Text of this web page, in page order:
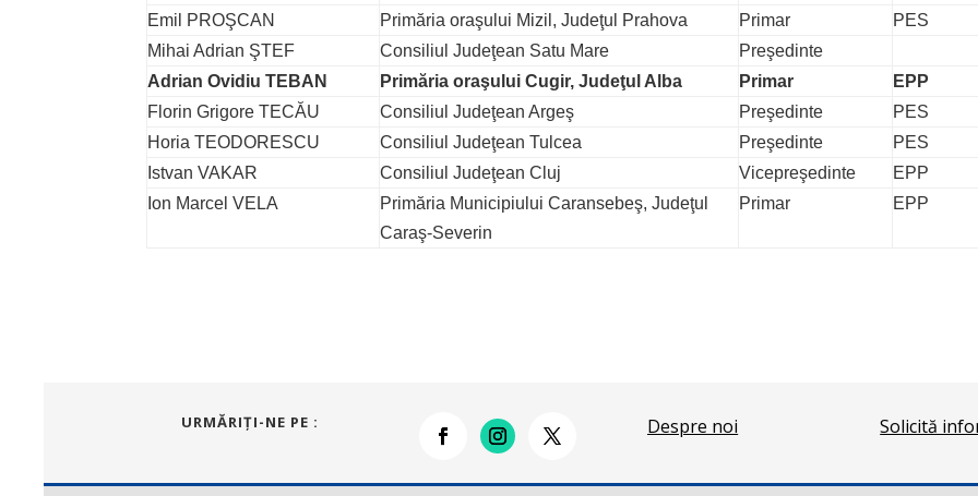
Emil PROŞCAN
Primăria oraşului Mizil, Judeţul Prahova Primar
PES
Mihai Adrian ŞTEF
Consiliul Judeţean Satu Mare
Preşedinte
Adrian Ovidiu TEBAN
Primăria oraşului Cugir, Judeţul Alba Primar
EPP
Florin Grigore TECĂU
Consiliul Judeţean Argeş Preşedinte
PES
Horia TEODORESCU
Consiliul Judeţean Tulcea Preşedinte
PES
Istvan VAKAR
Consiliul Judeţean Cluj Vicepreşedinte
EPP
Ion Marcel VELA
Primăria Municipiului Caransebeş, Judeţul
Caraş-Severin
Primar EPP
URMĂRIŢI-NE PE : Despre noi Solicită